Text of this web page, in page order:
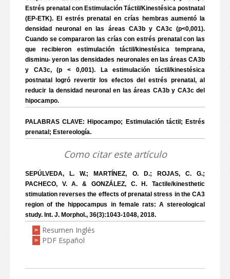
Estrés prenatal con Estimulación Táctil/Kinestésica postnatal
(EP-ETK). El estrés prenatal en crías hembras aumentó la
densidad neuronal en las áreas CA3b y CA3c (p<0,001).
Cuando se compararon las crías con estrés prenatal con las
que recibieron estimulación táctil/kinestésica temprana,
disminu- yeron las densidades neuronales en las áreas CA3b
y CA3c, (p < 0,001). La estimulación táctil/kinestésica
postnatal logró revertir los efectos del estrés prenatal, al
reducir la densidad neuronal en las áreas CA3b y CA3c del
hipocampo.
PALABRAS CLAVE: Hipocampo; Estimulación táctil; Estrés
prenatal; Estereología.
Como citar este artículo
SEPÚLVEDA, L. W.; MARTÍNEZ, O. D.; ROJAS, C. G.;
PACHECO, V. A. & GONZÁLEZ, C. H. Tactile/kinesthetic
stimulation reverses the effects of prenatal stress in the CA3
region of the hippocampus in female rats: A stereological
study. Int. J. Morphol., 36(3):1043-1048, 2018.
> Resumen Inglés
> PDF Español